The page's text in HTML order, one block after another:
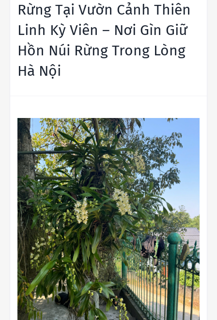
Rừng Tại Vườn Cảnh Thiên
Linh Kỳ Viên – Nơi Gìn Giữ
Hồn Núi Rừng Trong Lòng
Hà Nội